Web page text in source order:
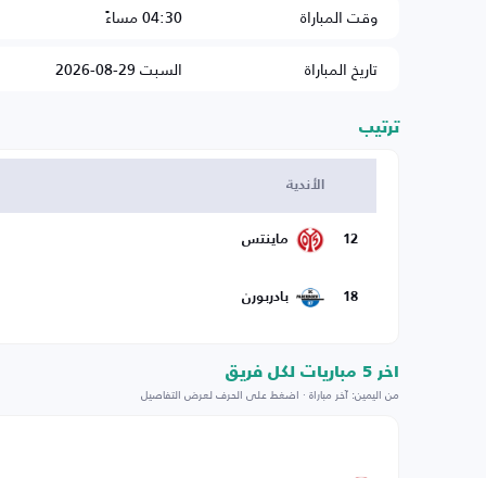
وقت المباراة
04:30 مساءً
تاريخ المباراة
السبت 29-08-2026
ترتيب
الأندية
12 ماينتس
18 بادربورن
اخر 5 مباريات لكل فريق
من اليمين: آخر مباراة · اضغط على الحرف لعرض التفاصيل